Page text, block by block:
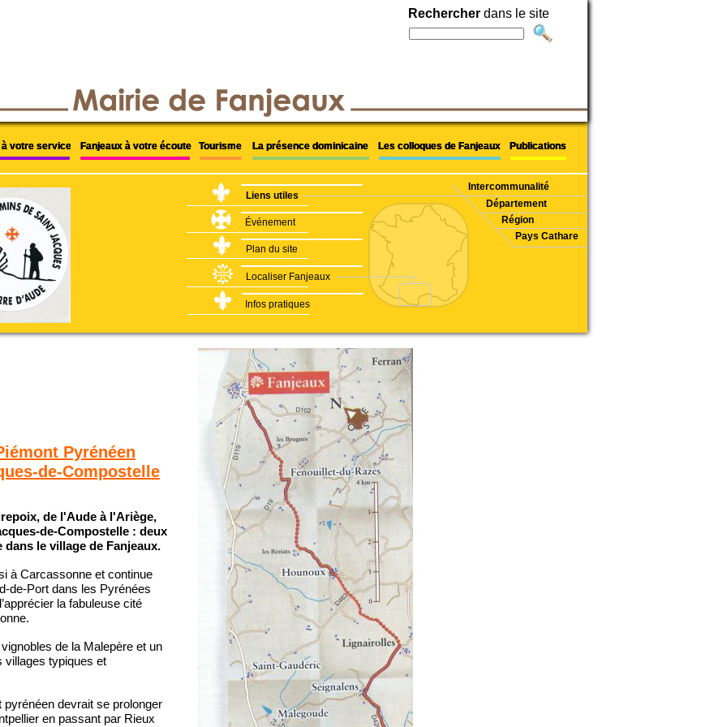
de l'Aude à l'Ariège,
de-Compostelle : deux
dans le village de Fanjeaux.
à Carcassonne et continue
de-Port dans les Pyrénées
la fabuleuse cité
de la Malepère et un
villages typiques et
devrait se prolonger
en passant par Rieux
Pyrénéen
de-Compostelle
Infos pratiques
Localiser Fanjeaux
Plan du site
Événement
Liens utiles
Région
Pays Cathare
Département
Intercommunalité
Rechercher dans le site
Publications
Fanjeaux à votre écoute Tourisme
à votre service Les colloques de Fanjeaux
La présence dominicaine
Rechercher dans le site
Publications
Fanjeaux à votre écoute Tourisme
à votre service Les colloques de Fanjeaux
La présence dominicaine
Rechercher dans le site
Publications
Fanjeaux à votre écoute Tourisme
à votre service Les colloques de Fanjeaux
La présence dominicaine